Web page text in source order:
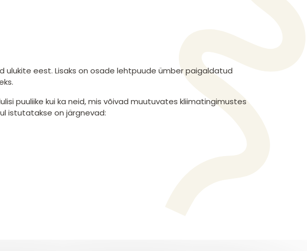
eest. Lisaks on osade lehtpuude ümber paigaldatud
puuliike kui ka neid, mis võivad muutuvates kliimatingimustes
istutatakse on järgnevad: